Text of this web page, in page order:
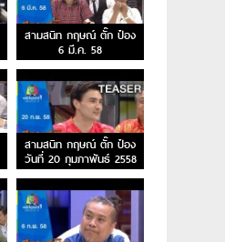
สามสนิท กฤษณ์ ตั๊ก ป๋อง
6 มี.ค. 58
สามสนิท กฤษณ์ ตั๊ก ป๋อง
วันที่ 20 กุมภาพันธ์ 2558